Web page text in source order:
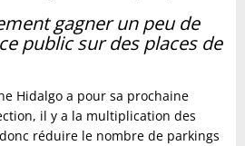
gagner un peu de
public sur des places de
Hidalgo a pour sa prochaine
il y a la multiplication des
réduire le nombre de parkings